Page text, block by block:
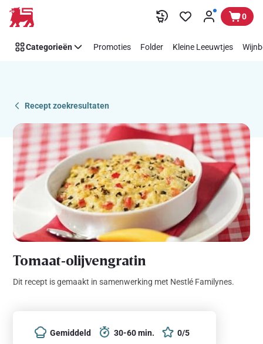
Overslaan
Recipe
Details
0
Categorieën Promoties Folder Kleine Leeuwtjes
Recept zoekresultaten
Tomaat‑olijvengratin
Dit recept is gemaakt in samenwerking met Nestlé Familynes.
Gemiddeld 30-60 min. 0/5